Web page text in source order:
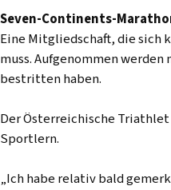
Seven-Continents-
Eine Mitgliedschaft, die sich
muss. Aufgenommen
bestritten haben.
Der Österreichische
Sportlern.
„Ich habe relativ bald